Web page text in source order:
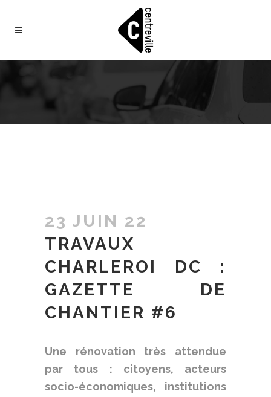
23 JUIN 22
TRAVAUX
CHARLEROI DC :
GAZETTE DE
CHANTIER #6
Une rénovation très attendue
par tous : citoyens, acteurs
socio-économiques, institutions